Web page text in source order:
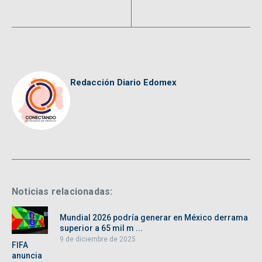
Redacción Diario Edomex
Noticias relacionadas:
FIFA
anuncia
Mundial 2026 podría generar en México derrama
superior a 65 mil m ...
9 de diciembre de 2025